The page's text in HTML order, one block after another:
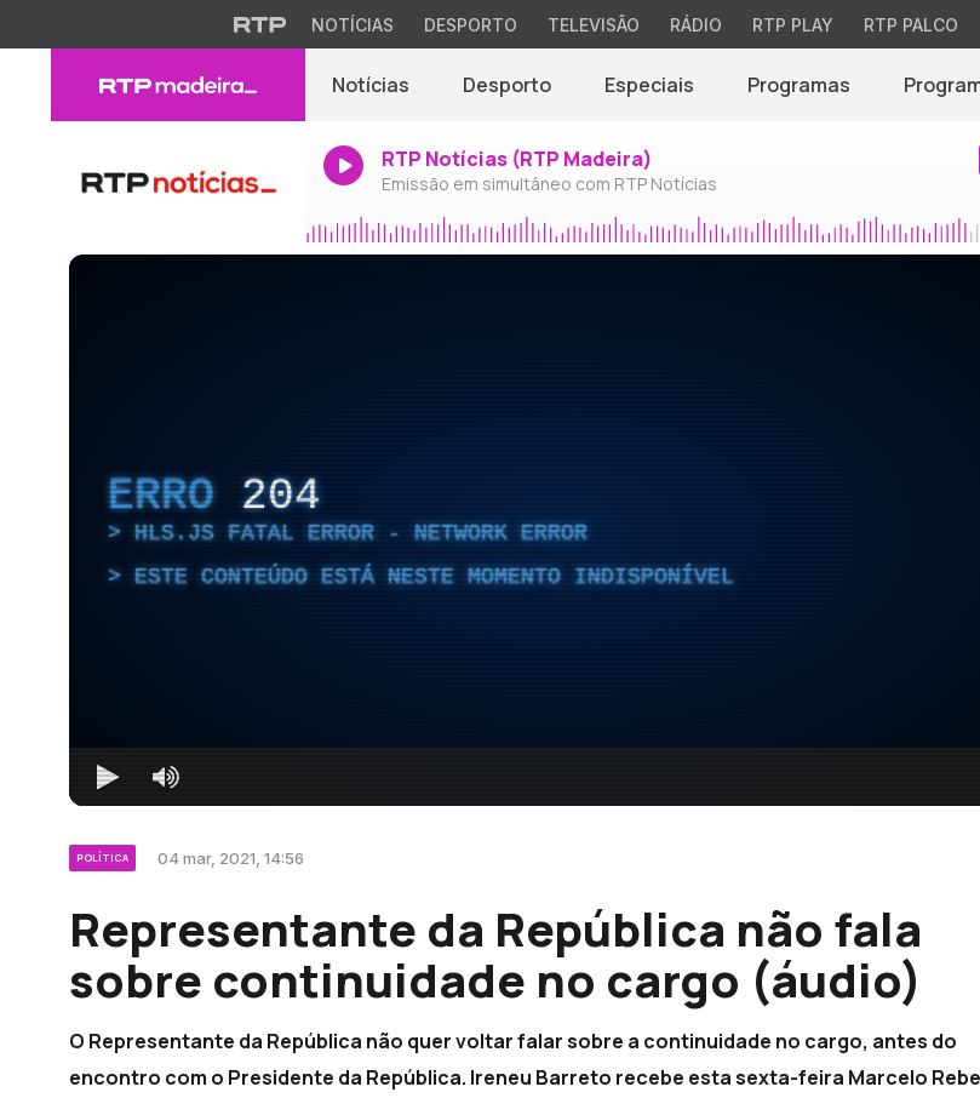
NOTÍCIAS DESPORTO TELEVISÃO RÁDIO RTP PLAY RTP PALCO
Notícias Desporto Especiais Programas
RTP Notícias (RTP Madeira)
Emissão em simultâneo com RTP Notícias
ERRO 204
HLS.JS FATAL ERROR - NETWORK ERROR
ESTE CONTEÚDO ESTÁ NESTE MOMENTO INDISPONÍVEL
POLÍTICA 04 mar, 2021, 14:56
Representante da República não fala
sobre continuidade no cargo (áudio)
O Representante da República não quer voltar falar sobre a continuidade no cargo, antes do
encontro com o Presidente da República. Ireneu Barreto recebe esta sexta-feira Marcelo